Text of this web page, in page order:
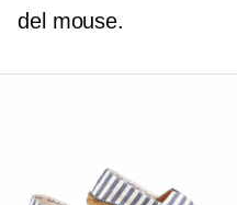
del mouse.